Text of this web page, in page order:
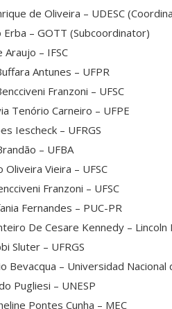
de Oliveira – UDESC
– GOTT (Subcoordinator)
– IFSC
Antunes – UFPR
Franzoni – UFSC
Tenório Carneiro – UFPE
Iescheck – UFRGS
– UFBA
Vieira – UFSC
Franzoni – UFSC
Fernandes – PUC-PR
De Cesare Kennedy –
Sluter – UFRGS
Bevacqua – Universidad Nacional
Pugliesi – UNESP
Pontes Cunha – MEC